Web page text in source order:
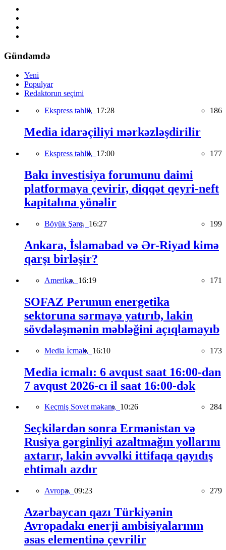
Gündəmdə
Yeni
Populyar
Redaktorun seçimi
Ekspress təhlil, 17:28 186
Media idarəçiliyi mərkəzləşdirilir
Ekspress təhlil, 17:00 177
Bakı investisiya forumunu daimi
platformaya çevirir, diqqət qeyri-neft
kapitalına yönəlir
Böyük Şərq, 16:27 199
Ankara, İslamabad və Ər-Riyad kimə
qarşı birləşir?
Amerika, 16:19 171
SOFAZ Perunun energetika
sektoruna sərmayə yatırıb, lakin
sövdələşmənin məbləğini açıqlamayıb
Media İcmalı, 16:10 173
Media icmalı: 6 avqust saat 16:00-dan
7 avqust 2026-cı il saat 16:00-dək
Keçmiş Sovet məkanı, 10:26 284
Seçkilərdən sonra Ermənistan və
Rusiya gərginliyi azaltmağın yollarını
axtarır, lakin əvvəlki ittifaqa qayıdış
ehtimalı azdır
Avropa, 09:23 279
Azərbaycan qazı Türkiyənin
Avropadakı enerji ambisiyalarının
əsas elementinə çevrilir